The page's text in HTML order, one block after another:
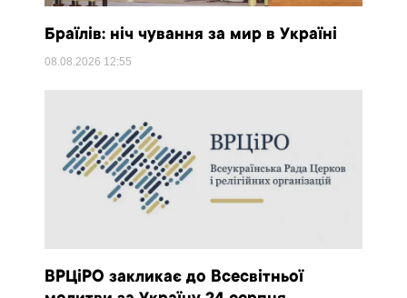
Браїлів: ніч чування за мир в Україні
08.08.2026 12:55
ВРЦіРО закликає до Всесвітньої